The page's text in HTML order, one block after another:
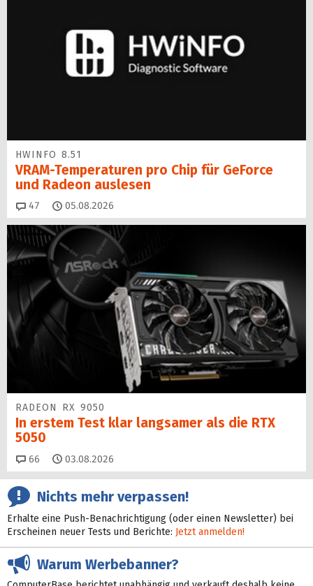
HWINFO 8.51
VRAM-Temperaturen pro Chip für GeForce
und Radeon auslesen
47 Kommentare
05.08.2026
RADEON RX 9050
In erstem Test klar langsamer als die RTX
5050
66 Kommentare
03.08.2026
Nichts mehr verpassen!
Erhalte eine Push-Benachrichtigung (oder einen Newsletter) bei
Erscheinen neuer Tests und Berichte: Jetzt anmelden!
Warum Werbebanner?